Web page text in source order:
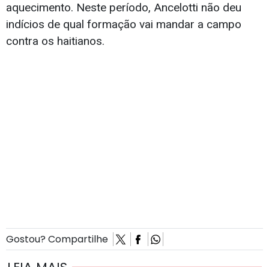
aquecimento. Neste período, Ancelotti não deu
indícios de qual formação vai mandar a campo
contra os haitianos.
Gostou? Compartilhe